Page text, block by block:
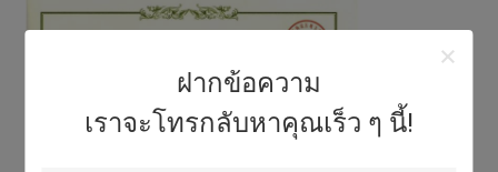
ฝากข้อความ
เราจะโทรกลับหาคุณเร็ว ๆ นี้!